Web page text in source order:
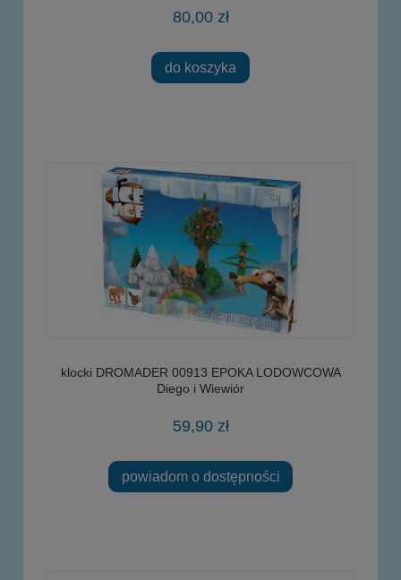
80,00 zł
do koszyka
klocki DROMADER 00913 EPOKA LODOWCOWA
Diego i Wiewiór
59,90 zł
powiadom o dostępności